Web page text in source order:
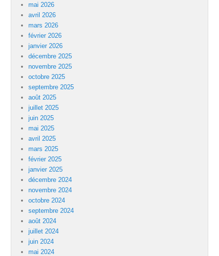
mai 2026
avril 2026
mars 2026
février 2026
janvier 2026
décembre 2025
novembre 2025
octobre 2025
septembre 2025
août 2025
juillet 2025
juin 2025
mai 2025
avril 2025
mars 2025
février 2025
janvier 2025
décembre 2024
novembre 2024
octobre 2024
septembre 2024
août 2024
juillet 2024
juin 2024
mai 2024